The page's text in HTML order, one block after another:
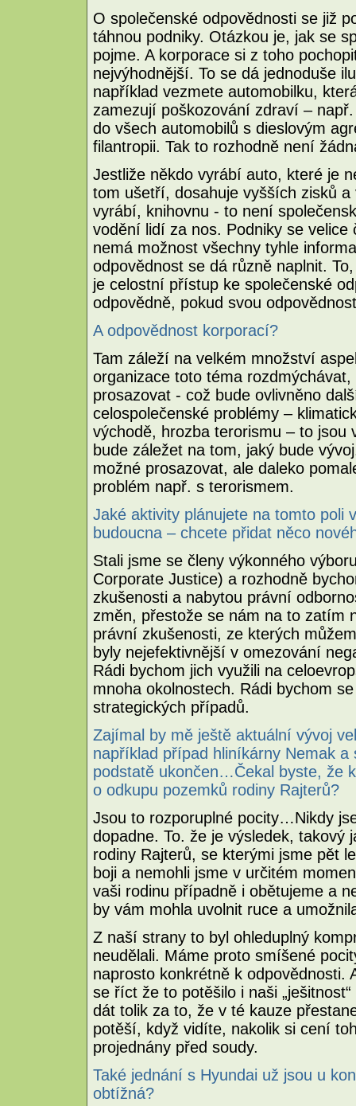
O společenské odpovědnosti se již
táhnou podniky. Otázkou je, jak se
pojme. A korporace si z toho
nejvýhodnější. To se dá jednoduše
například vezmete automobilku,
zamezují poškozování zdraví –
do všech automobilů s dieslovým
filantropii. Tak to rozhodně není
Jestliže někdo vyrábí auto, které je
tom ušetří, dosahuje vyšších zisků
vyrábí, knihovnu - to není
vodění lidí za nos. Podniky se
nemá možnost všechny tyhle
odpovědnost se dá různě naplnit.
je celostní přístup ke společenské
odpovědně, pokud svou
A odpovědnost korporací?
Tam záleží na velkém množství
organizace toto téma
prosazovat - což bude ovlivněno
celospolečenské problémy –
východě, hrozba terorismu – to jsou
bude záležet na tom, jaký bude
možné prosazovat, ale daleko
problém např. s terorismem.
Jaké aktivity plánujete na tomto poli
budoucna – chcete přidat něco
Stali jsme se členy výkonného
Corporate Justice) a rozhodně
zkušenosti a nabytou právní
změn, přestože se nám na to zatím
právní zkušenosti, ze kterých
byly nejefektivnější v omezování
Rádi bychom jich využili na
mnoha okolnostech. Rádi bychom
strategických případů.
Zajímal by mě ještě aktuální vývoj
například případ hliníkárny Nemak
podstatě ukončen…Čekal byste, že
o odkupu pozemků rodiny Rajterů?
Jsou to rozporuplné pocity…Nikdy
dopadne. To. že je výsledek,
rodiny Rajterů, se kterými jsme pět
boji a nemohli jsme v určitém
vaši rodinu případně i obětujeme a
by vám mohla uvolnit ruce a
Z naší strany to byl ohleduplný
neudělali. Máme proto smíšené
naprosto konkrétně k
se říct že to potěšilo i naši
dát tolik za to, že v té kauze
potěší, když vidíte, nakolik si cení
projednány před soudy.
Také jednání s Hyundai už jsou u
obtížná?